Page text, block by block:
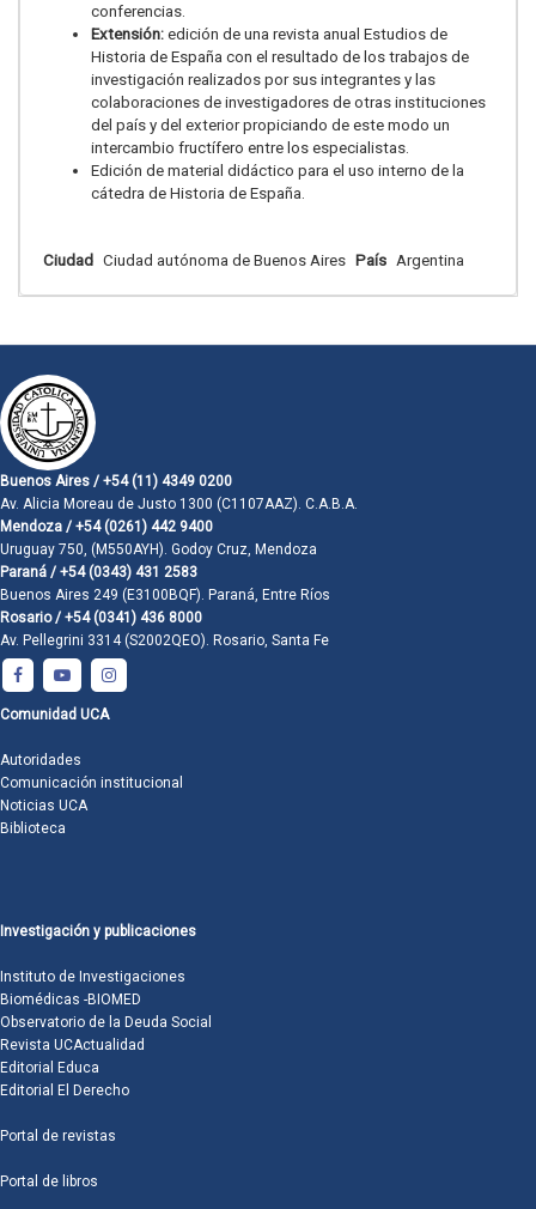
conferencias.
Extensión: edición de una revista anual Estudios de
Historia de España con el resultado de los trabajos de
investigación realizados por sus integrantes y las
colaboraciones de investigadores de otras instituciones
del país y del exterior propiciando de este modo un
intercambio fructífero entre los especialistas.
Edición de material didáctico para el uso interno de la
cátedra de Historia de España.
Ciudad Ciudad autónoma de Buenos Aires País Argentina
Buenos Aires / +54 (11) 4349 0200
Av. Alicia Moreau de Justo 1300 (C1107AAZ). C.A.B.A.
Mendoza / +54 (0261) 442 9400
Uruguay 750, (M550AYH). Godoy Cruz, Mendoza
Paraná / +54 (0343) 431 2583
Buenos Aires 249 (E3100BQF). Paraná, Entre Ríos
Rosario / +54 (0341) 436 8000
Av. Pellegrini 3314 (S2002QEO). Rosario, Santa Fe
Comunidad UCA
Autoridades
Comunicación institucional
Noticias UCA
Biblioteca
Investigación y publicaciones
Instituto de Investigaciones
Biomédicas -BIOMED
Observatorio de la Deuda Social
Revista UCActualidad
Editorial Educa
Editorial El Derecho
Portal de revistas
Portal de libros